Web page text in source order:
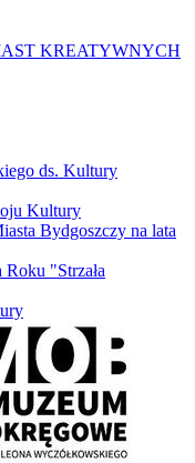
KREATYWNYCH
ds. Kultury
Kultury
Bydgoszczy na lata
"Strzała